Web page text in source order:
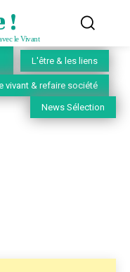
!
le Vivant
L'être & les liens
vivant & refaire société
News Sélection